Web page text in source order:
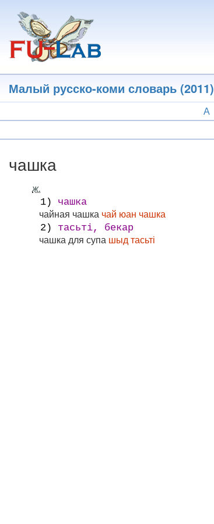
основному
содержанию
Малый русско-коми словарь (2011)
А
чашка
ж.
1) чашка
чайная чашка чай юан чашка
2) тасьті, бекар
чашка для супа шыд тасьті